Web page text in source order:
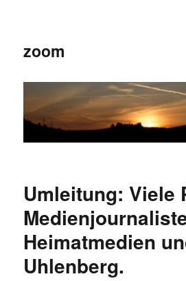
zoom
Umleitung: Viele
Heimatmedien
Uhlenberg.